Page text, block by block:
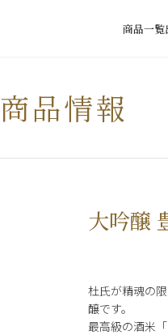
商品一覧
商品情報
大吟醸
杜氏が精魂の
醸です。
最高級の酒米